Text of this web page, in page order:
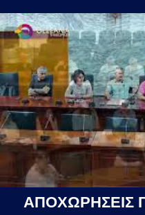
ΑΠΟΧΩΡΗΣΕΙΣ